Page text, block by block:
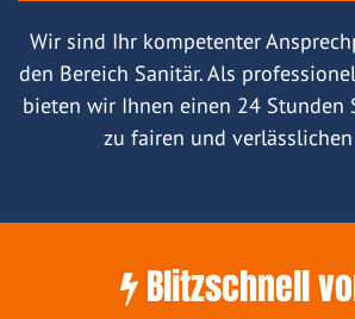
Wir sind Ihr kompetenter
den Bereich Sanitär. Als
bieten wir Ihnen einen 24 Stunden
zu fairen und verlässlichen
Blitzschnell